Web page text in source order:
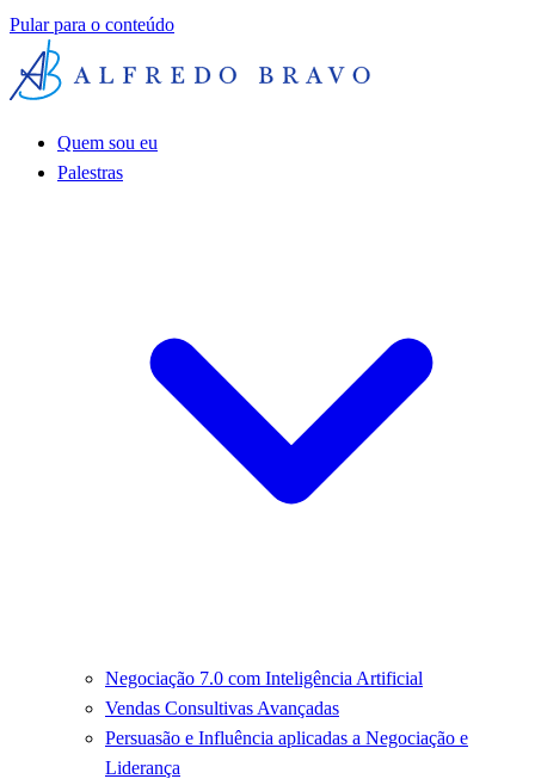
Pular para o conteúdo
Quem sou eu
Palestras
Negociação 7.0 com Inteligência Artificial
Vendas Consultivas Avançadas
Persuasão e Influência aplicadas a Negociação e
Liderança